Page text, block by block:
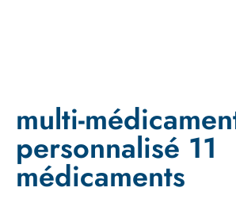
multi-
personnalisé 11
médicaments